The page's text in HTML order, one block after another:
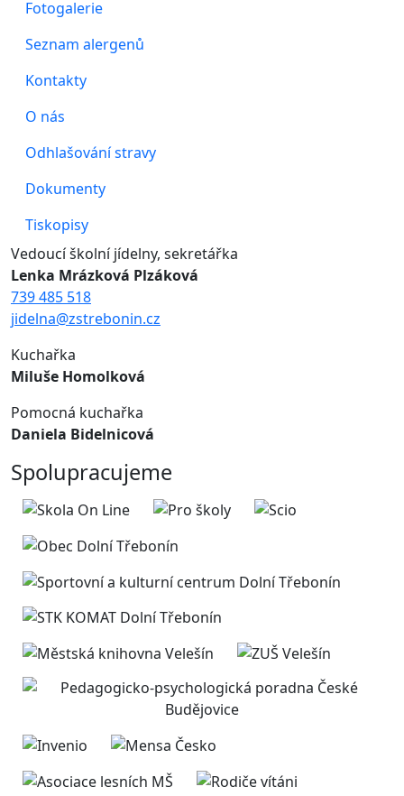
Fotogalerie
Seznam alergenů
Kontakty
O nás
Odhlašování stravy
Dokumenty
Tiskopisy
Vedoucí školní jídelny, sekretářka
Lenka Mrázková Plzáková
739 485 518
jidelna@zstrebonin.cz
Kuchařka
Miluše Homolková
Pomocná kuchařka
Daniela Bidelnicová
Spolupracujeme